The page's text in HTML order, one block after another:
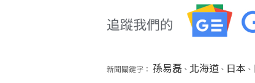
新聞關鍵字： 孫易磊、 北海道 、 日本 、